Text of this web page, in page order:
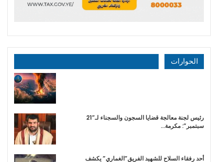
الحوارات
رئيس لجنة معالجة قضايا السجون والسجناء لـ”21
سبتمبر”: مكرمة…
أحد رفقاء السلاح للشهيد الفريق”الغماري” يكشف